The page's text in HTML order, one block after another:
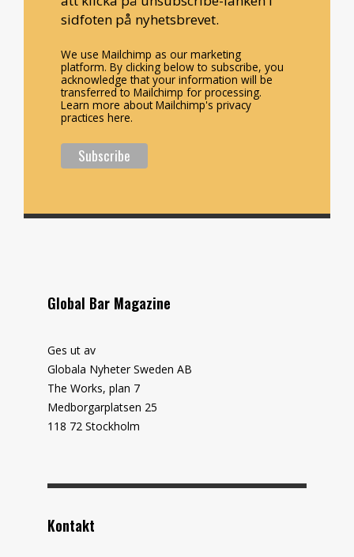
sidfoten på nyhetsbrevet.
We use Mailchimp as our marketing
platform. By clicking below to subscribe, you
acknowledge that your information will be
transferred to Mailchimp for processing.
Learn more about Mailchimp's privacy
practices here.
Global Bar Magazine
Ges ut av
Globala Nyheter Sweden AB
The Works, plan 7
Medborgarplatsen 25
118 72 Stockholm
Kontakt